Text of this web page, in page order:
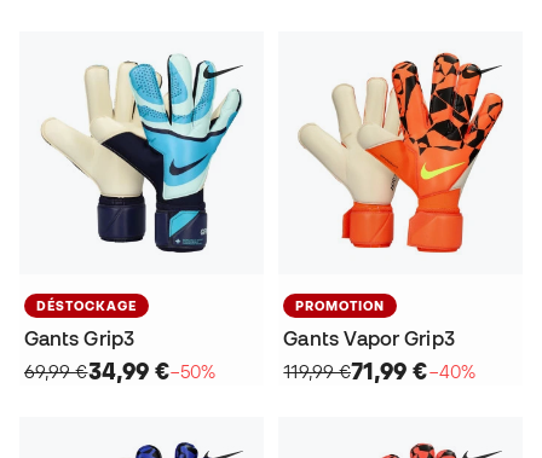
DÉSTOCKAGE
Gants Grip3
69,99 €34,99 €−50%
PROMOTION
Gants Vapor Grip3
119,99 €71,99 €−40%